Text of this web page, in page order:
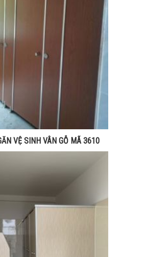
VỆ SINH VÂN GỖ MÃ 3610